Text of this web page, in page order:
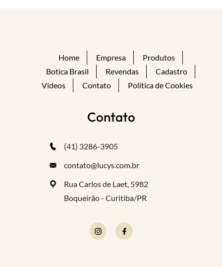
Home Empresa
Produtos
Botica Brasil
Revendas
Cadastro
Vídeos
Contato Política de Cookies
Contato
(41) 3286-3905
contato@lucys.com.br
Rua Carlos de Laet, 5982
Boqueirão - Curitiba/PR